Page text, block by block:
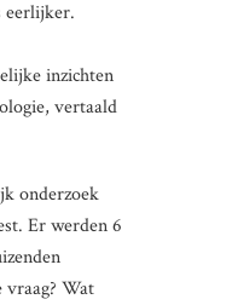
eerlijker.
inzichten
vertaald
onderzoek
Er werden 6
vraag? Wat